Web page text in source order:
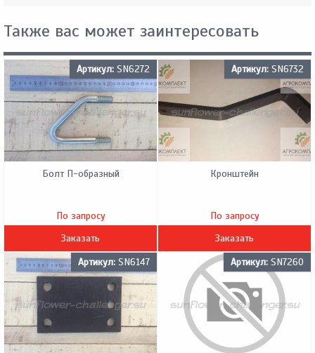
Также вас может заинтересовать
Артикул: SN6272
Болт П-образный
По запросу
Заказать
Артикул: SN6732
Кронштейн
По запросу
Заказать
Артикул: SN6147 Артикул: SN7260